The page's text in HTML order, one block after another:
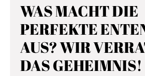
WAS MACHT DIE
PERFEKTE
AUS? WIR
DAS GEHEIMNIS!